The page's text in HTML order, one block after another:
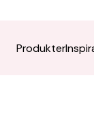
Produkter